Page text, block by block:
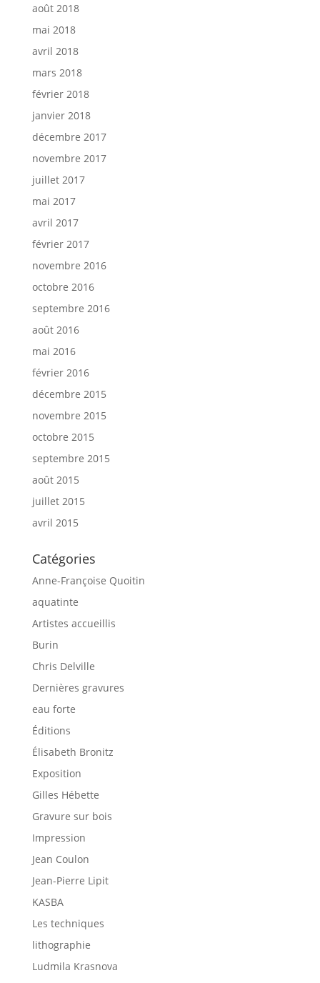
août 2018
mai 2018
avril 2018
mars 2018
février 2018
janvier 2018
décembre 2017
novembre 2017
juillet 2017
mai 2017
avril 2017
février 2017
novembre 2016
octobre 2016
septembre 2016
août 2016
mai 2016
février 2016
décembre 2015
novembre 2015
octobre 2015
septembre 2015
août 2015
juillet 2015
avril 2015
Catégories
Anne-Françoise Quoitin
aquatinte
Artistes accueillis
Burin
Chris Delville
Dernières gravures
eau forte
Éditions
Élisabeth Bronitz
Exposition
Gilles Hébette
Gravure sur bois
Impression
Jean Coulon
Jean-Pierre Lipit
KASBA
Les techniques
lithographie
Ludmila Krasnova